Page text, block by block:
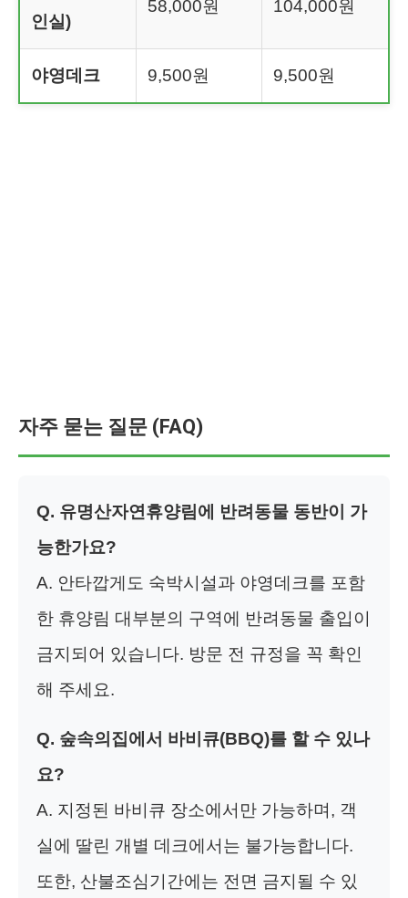
인실)
58,000원 104,000원
야영데크 9,500원 9,500원
자주 묻는 질문 (FAQ)
Q. 유명산자연휴양림에 반려동물 동반이 가
능한가요?
A. 안타깝게도 숙박시설과 야영데크를 포함
한 휴양림 대부분의 구역에 반려동물 출입이
금지되어 있습니다. 방문 전 규정을 꼭 확인
해 주세요.
Q. 숲속의집에서 바비큐(BBQ)를 할 수 있나
요?
A. 지정된 바비큐 장소에서만 가능하며, 객
실에 딸린 개별 데크에서는 불가능합니다.
또한, 산불조심기간에는 전면 금지될 수 있